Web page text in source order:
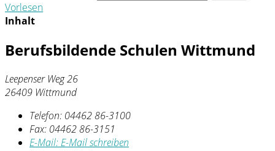
Vorlesen
Inhalt
Berufsbildende Schulen Wittmund
Leepenser Weg 26
26409 Wittmund
Telefon: 04462 86-3100
Fax: 04462 86-3151
E-Mail:E-Mail schreiben